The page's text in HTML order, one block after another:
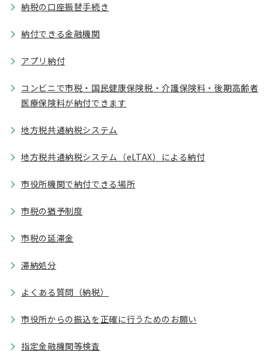
納税の口座振替手続き
納付できる金融機関
アプリ納付
コンビニで市税・国民健康保険税・介護保険料・後期高齢者
医療保険料が納付できます
地方税共通納税システム
地方税共通納税システム（eLTAX）による納付
市役所機関で納付できる場所
市税の猶予制度
市税の延滞金
滞納処分
よくある質問（納税）
市役所からの振込を正確に行うためのお願い
指定金融機関等検査